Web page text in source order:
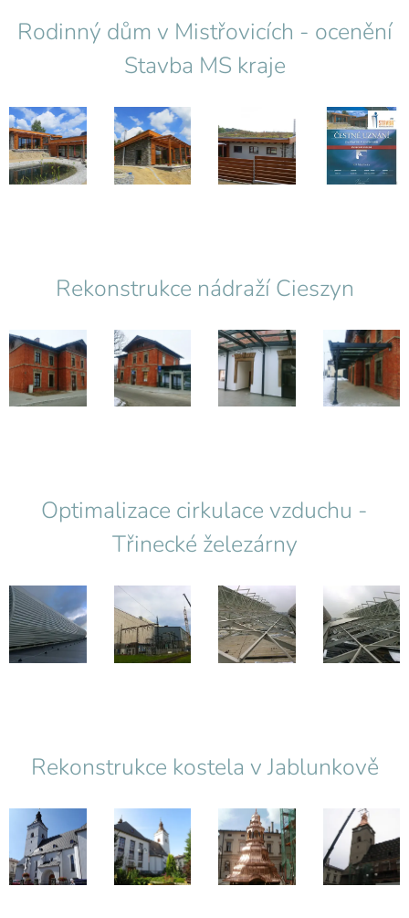
Rodinný dům v Mistřovicích - ocenění
Stavba MS kraje
Rekonstrukce nádraží Cieszyn
Optimalizace cirkulace vzduchu -
Třinecké železárny
Rekonstrukce kostela v Jablunkově